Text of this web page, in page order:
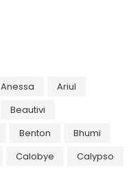
Anessa
Ariul
Beautivi
Benton
Bhumi
Calobye
Calypso